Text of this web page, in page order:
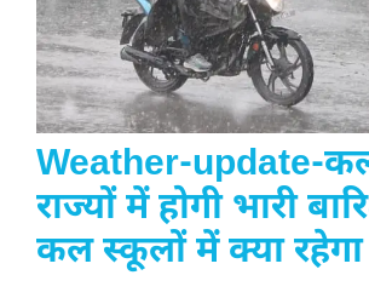
Weather-update-
राज्यों में होगी भारी
कल स्कूलों में क्या